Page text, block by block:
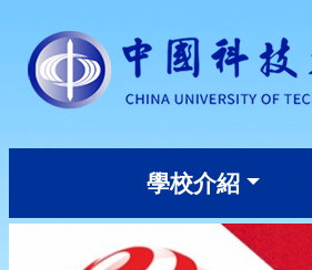
學校介紹